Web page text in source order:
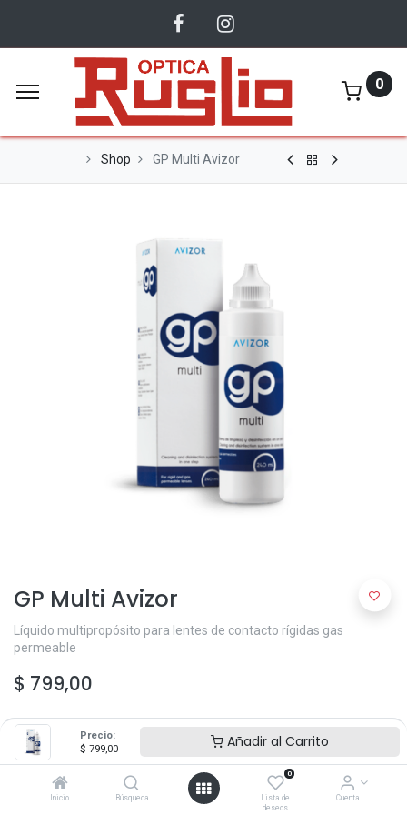
Precio:
$ 799,00 Añadir al Carrito
Inicio Búsqueda
0
Lista de
deseos
Cuenta
0
Shop GP Multi Avizor
GP Multi Avizor
Líquido multipropósito para lentes de contacto rígidas gas
permeable
$ 799,00